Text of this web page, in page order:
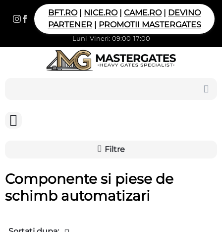
BFT.RO| NICE.RO| CAME.RO| DEVINO
PARTENER| PROMOTII MASTERGATES
Luni-Vineri: 09:00-17:00
Filtre
Componente si piese de
schimb automatizari